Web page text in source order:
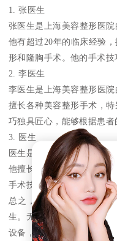
1. 张医生
张医生是上海美容整形医院
他有超过20年的临床经验
形和隆胸手术。他的手术技
2. 李医生
李医生是上海美容整形医
擅长各种美容整形手术，
巧独具匠心，能够根据患者
3. 医生
医生是上海美容整形医院
他擅长各种美容整形手术
手术技巧精湛，能够让患
总之，上海美容整形医院
生。无论您需要哪种美容
设备，让您轻松美容，重获